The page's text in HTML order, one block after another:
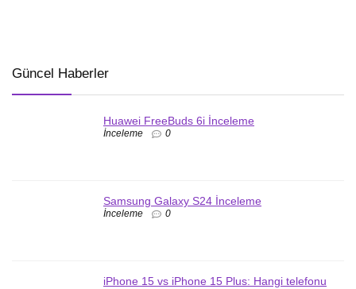
Güncel Haberler
Huawei FreeBuds 6i İnceleme
İnceleme 0
Samsung Galaxy S24 İnceleme
İnceleme 0
iPhone 15 vs iPhone 15 Plus: Hangi telefonu